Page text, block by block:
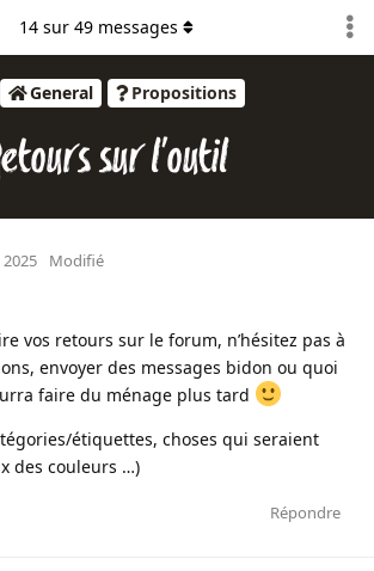
General Propositions
sur l'outil
14 sur 49 messages
2025 Modifié
vos retours sur le forum, n’hésitez pas à
envoyer des messages bidon ou quoi
faire du ménage plus tard
étiquettes, choses qui seraient
des couleurs …)
Répondre